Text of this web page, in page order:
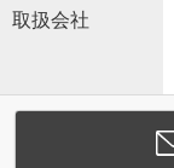
取扱会社